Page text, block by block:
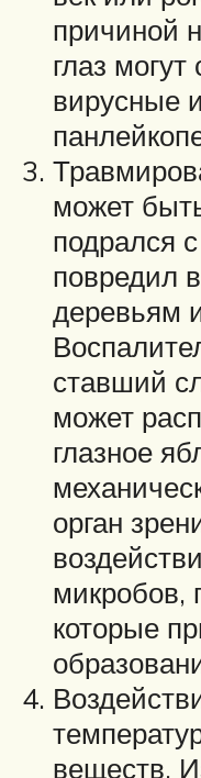
причиной
глаз
вирусные
может
подрался
повредил
деревьям
ставший
может
глазное
орган
микробов,
которые
веществ.